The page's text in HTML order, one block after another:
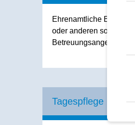
Ehrenamtliche
oder anderen sozialen
Betreuungsangebote,
Tagespflege